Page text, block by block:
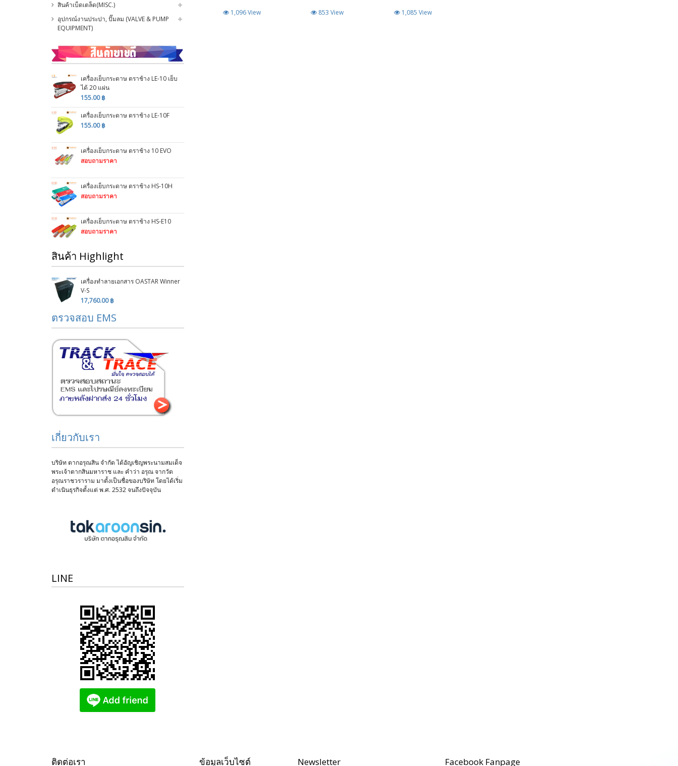
สินค้าเบ็ดเตล็ด(MISC.)
อุปกรณ์งานประปา, ปั๊มลม (VALVE & PUMP
EQUIPMENT)
เครื่องเย็บกระดาษ ตราช้าง LE-10 เย็บ
ได้ 20 แผ่น
155.00 ฿
เครื่องเย็บกระดาษ ตราช้าง LE-10F
155.00 ฿
เครื่องเย็บกระดาษ ตราช้าง 10 EVO
สอบถามราคา
เครื่องเย็บกระดาษ ตราช้าง HS-10H
สอบถามราคา
เครื่องเย็บกระดาษ ตราช้าง HS-E10
สอบถามราคา
สินค้า Highlight
เครื่องทำลายเอกสาร OASTAR Winner
V-S
17,760.00 ฿
ตรวจสอบ EMS
เกี่ยวกับเรา
บริษัท ตากอรุณสิน จำกัด ได้อัญเชิญพระนามสมเด็จ
พระเจ้าตากสินมหาราช และ คำว่า อรุณ จากวัด
อรุณราชวราราม มาตั้งเป็นชื่อของบริษัท โดยได้เริ่ม
ดำเนินธุรกิจตั้งแต่ พ.ศ. 2532 จนถึงปัจจุบัน
LINE
1,096 View 853 View 1,085 View
ติดต่อเรา ข้อมูลเว็บไซต์ Newsletter Facebook Fanpage